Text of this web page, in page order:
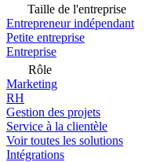
Taille de l'entreprise
Entrepreneur indépendant
Petite entreprise
Entreprise
Rôle
Marketing
RH
Gestion des projets
Service à la clientèle
Voir toutes les solutions
Intégrations